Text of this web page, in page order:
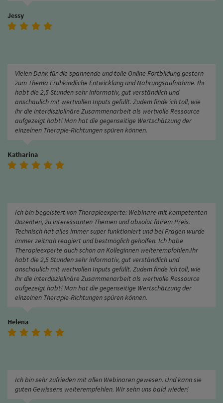
Jessy
Vielen Dank für die spannende und tolle Online Fortbildung gestern
zum Thema Frühkindliche Entwicklung und Nahrungsaufnahme. Ihr
habt die 2,5 Stunden sehr informativ, gut verständlich und
anschaulich mit wertvollen Inputs gefüllt. Zudem finde ich toll, wie
ihr die interdisziplinäre Zusammenarbeit als wertvolle Ressource
aufgezeigt habt! Man hat die gegenseitige Wertschätzung der
einzelnen Therapie-Richtungen spüren können.
Katharina
Ich bin begeistert von Therapieexperte: Webinare mit kompetenten
Dozenten, zu interessanten Themen und absolut fairem Preis.
Technisch hat alles immer super funktioniert und bei Fragen wurde
immer zeitnah reagiert und bestmöglich geholfen. Ich habe
Therapieexperte auch schon an Kolleginnen weiterempfohlen.Ihr
habt die 2,5 Stunden sehr informativ, gut verständlich und
anschaulich mit wertvollen Inputs gefüllt. Zudem finde ich toll, wie
ihr die interdisziplinäre Zusammenarbeit als wertvolle Ressource
aufgezeigt habt! Man hat die gegenseitige Wertschätzung der
einzelnen Therapie-Richtungen spüren können.
Helena
Ich bin sehr zufrieden mit allen Webinaren gewesen. Und kann sie
guten Gewissens weiterempfehlen. Wir sehn uns bald wieder!